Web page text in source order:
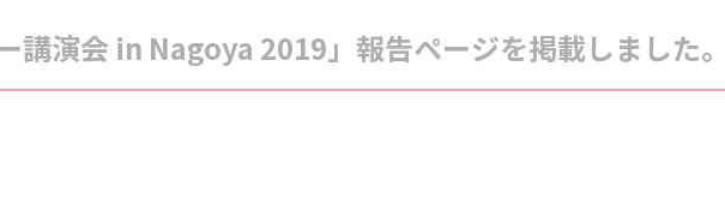
講演会 in Nagoya 2019」報告ページを掲載しました。